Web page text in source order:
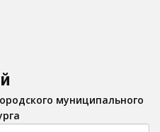
A
муниципального